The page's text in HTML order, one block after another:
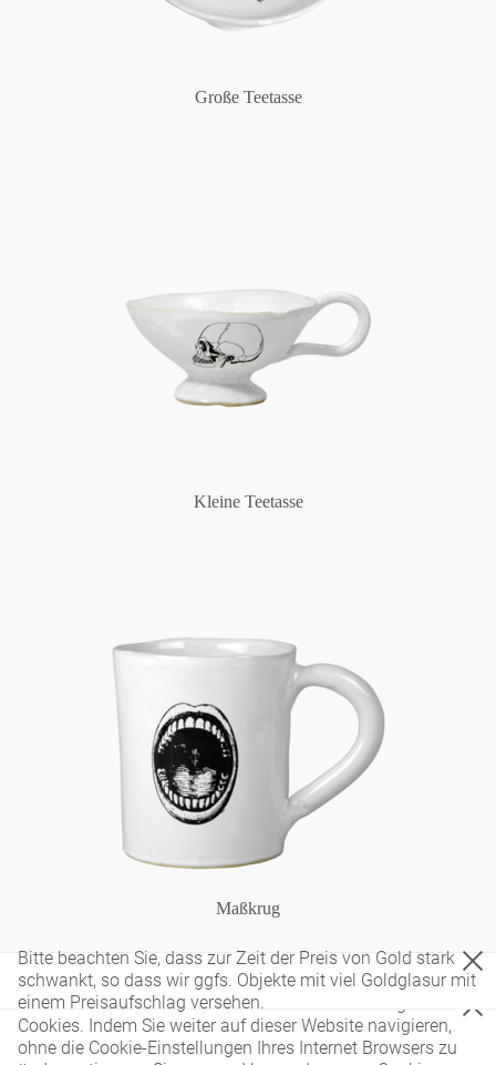
Große Teetasse
Kleine Teetasse
Maßkrug
Diese Website verwendet nur technisch notwendige
Cookies. Indem Sie weiter auf dieser Website navigieren,
ohne die Cookie-Einstellungen Ihres Internet Browsers zu
Bitte beachten Sie, dass zur Zeit der Preis von Gold stark
schwankt, so dass wir ggfs. Objekte mit viel Goldglasur mit
einem Preisaufschlag versehen.